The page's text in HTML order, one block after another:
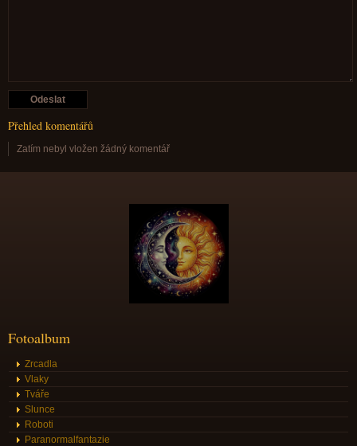
Přehled komentářů
Zatím nebyl vložen žádný komentář
Fotoalbum
Zrcadla
Vlaky
Tváře
Slunce
Roboti
Paranormalfantazie